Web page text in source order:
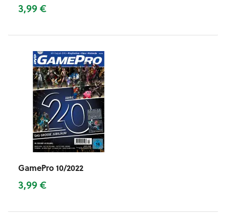
3,99 €
GamePro 10/2022
3,99 €